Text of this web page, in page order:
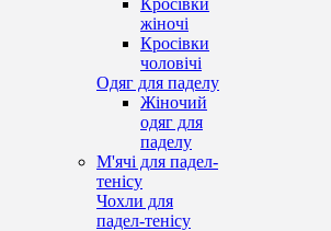
Кросівки
жіночі
Кросівки
чоловічі
Одяг для паделу
Жіночий
одяг для
паделу
М'ячі для падел-
тенісу
Чохли для
падел-тенісу